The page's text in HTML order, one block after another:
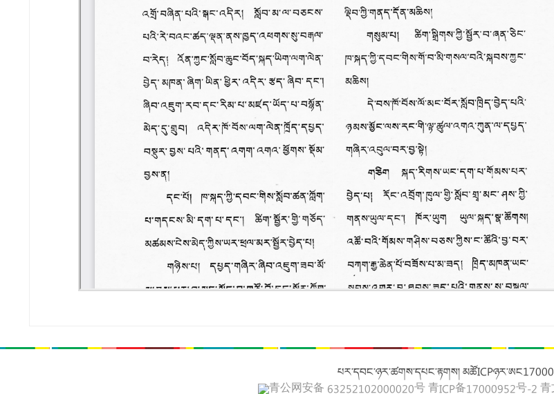
པར་དབང་ཉར་ཚགས་དཔང་རྟགས།